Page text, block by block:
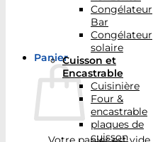
Panier
Congélateur
Bar
Congélateur
solaire
Cuisson et
Encastrable
Cuisinière
Four &
encastrable
plaques de
cuisson